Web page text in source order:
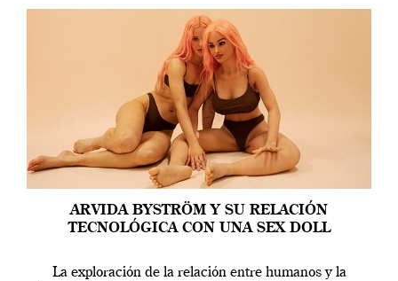
ARVIDA BYSTRÖM Y SU RELACIÓN
TECNOLÓGICA CON UNA SEX DOLL
La exploración de la relación entre humanos y la